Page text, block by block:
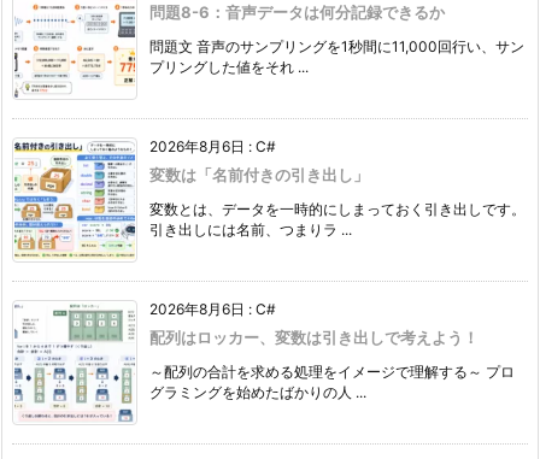
問題8-6：音声データは何分記録できるか
問題文 音声のサンプリングを1秒間に11,000回行い、サン
プリングした値をそれ ...
2026年8月6日 : C#
変数は「名前付きの引き出し」
変数とは、データを一時的にしまっておく引き出しです。
引き出しには名前、つまりラ ...
2026年8月6日 : C#
配列はロッカー、変数は引き出しで考えよう！
～配列の合計を求める処理をイメージで理解する～ プロ
グラミングを始めたばかりの人 ...